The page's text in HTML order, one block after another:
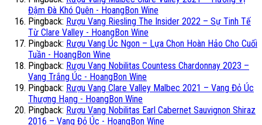
Đậm Đà Khó Quên - HoangBon Wine
Pingback: Rượu Vang Riesling The Insider 2022 – Sự Tinh Tế
Từ Clare Valley - HoangBon Wine
Pingback: Rượu Vang Úc Ngon – Lựa Chọn Hoàn Hảo Cho Cuối
Tuần - HoangBon Wine
Pingback: Rượu Vang Nobilitas Countess Chardonnay 2023 –
Vang Trắng Úc - HoangBon Wine
Pingback: Rượu Vang Clare Valley Malbec 2021 – Vang Đỏ Úc
Thượng Hạng - HoangBon Wine
Pingback: Rượu Vang Nobilitas Earl Cabernet Sauvignon Shiraz
2016 – Vang Đỏ Úc - HoangBon Wine